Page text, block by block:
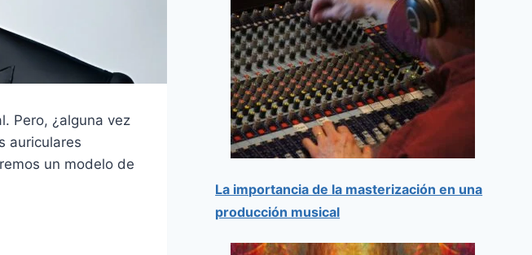
Pero, ¿alguna vez
auriculares
un modelo de
La importancia de la masterización en una
producción musical